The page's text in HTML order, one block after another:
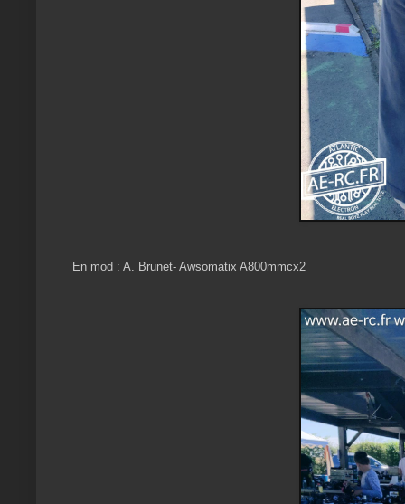
En mod : A. Brunet- Awsomatix A800mmcx2